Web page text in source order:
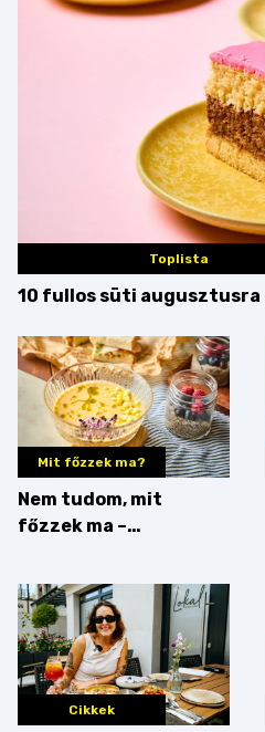
Toplista
10 fullos süti augusztusra
Mit főzzek ma?
Nem tudom, mit
főzzek ma –
Cikkek